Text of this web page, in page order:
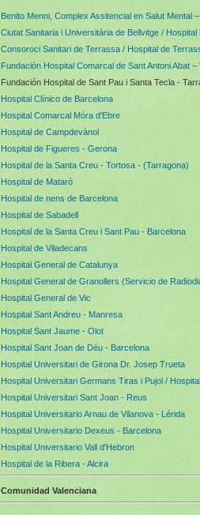
Benito Menni, Complex Assitencial en Salut Mental
Ciutat Sanitaria i Universitària de Bellvitge /
Consoroci Sanitari de Terrassa / Hospital de
Fundación Hospital Comarcal de Sant Antoni Abat
Fundación Hospital de Sant Pau i Santa Tecla -
Hospital Clínico de Barcelona
Hospital Comarcal Móra d'Ebre
Hospital de Campdevànol
Hospital de Figueres - Gerona
Hospital de la Santa Creu - Tortosa - (Tarragona)
Hospital de Mataró
Hospital de nens de Barcelona
Hospital de Sabadell
Hospital de la Santa Creu i Sant Pau - Barcelona
Hospital de Viladecans
Hospital General de Catalunya
Hospital General de Granollers (Servicio de
Hospital General de Vic
Hospital Sant Andreu - Manresa
Hospital Sant Jaume - Olot
Hospital Sant Joan de Déu - Barcelona
Hospital Universitari de Girona Dr. Josep Trueta
Hospital Universitari Germans Tiras i Pujol /
Hospital Universitari Sant Joan - Reus
Hospital Universitario Arnau de Vilanova - Lérida
Hospital Universitario Dexeus - Barcelona
Hospital Universitario Vall d'Hebron
Hospital de la Ribera - Alcira
Comunidad Valenciana